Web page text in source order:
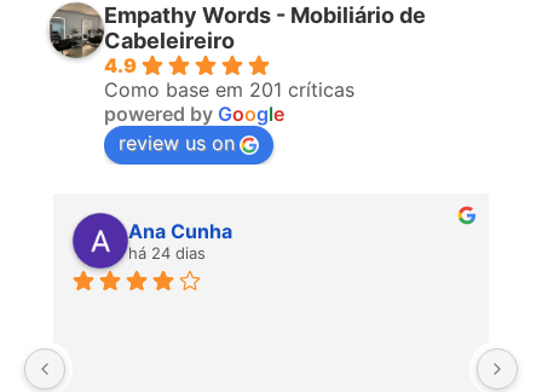
Empathy Words - Mobiliário de
Cabeleireiro
4.9
Como base em 201 críticas
powered by Google
review us on
Ana Cunha
há 24 dias